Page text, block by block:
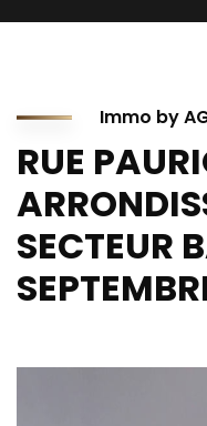
Immo by
RUE
SECTEUR